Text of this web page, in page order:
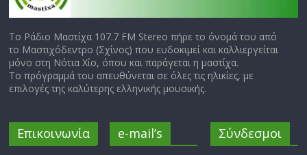
Το Ράδιο Μαστίχα 107.7 FM Stereo πήρε το όνομά του από
το Μαστιχόδεντρο (Σχίνος) που ευδοκιμεί και καλλιεργείται
μόνο στη Νότια Χίο, όπου και παράγεται η μαστίχα.
Το πρόγραμμά του απευθύνεται σε όλες τις ηλικίες, με
επιλογές της καλύτερης ελληνικής μουσικής.
Επικοινωνία e-mail’s Σύνδεσμοι